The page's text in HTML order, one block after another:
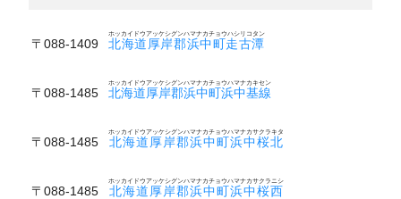
〒088-1409 北海道厚岸郡浜中町走古潭
ホッカイドウアッケシグンハマナカチョウハシリコタン
〒088-1485 北海道厚岸郡浜中町浜中基線
ホッカイドウアッケシグンハマナカチョウハマナカキセン
〒088-1485 北海道厚岸郡浜中町浜中桜北
ホッカイドウアッケシグンハマナカチョウハマナカサクラキタ
〒088-1485 北海道厚岸郡浜中町浜中桜西
ホッカイドウアッケシグンハマナカチョウハマナカサクラニシ